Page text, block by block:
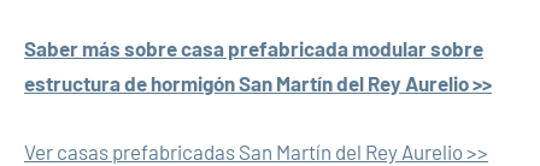
Saber más sobre casa prefabricada modular sobre
estructura de hormigón San Martín del Rey Aurelio >>
Ver casas prefabricadas San Martín del Rey Aurelio >>